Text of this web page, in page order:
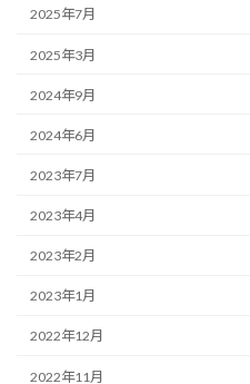
2025年7月
2025年3月
2024年9月
2024年6月
2023年7月
2023年4月
2023年2月
2023年1月
2022年12月
2022年11月